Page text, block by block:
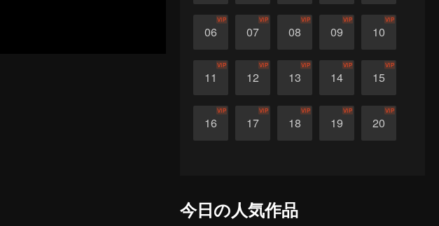
06
VIP
07
VIP
08
VIP
09
VIP
10
VIP
11
VIP
12
VIP
13
VIP
14
VIP
15
VIP
16
VIP
17
VIP
18
VIP
19
VIP
20
VIP
今日の人気作品